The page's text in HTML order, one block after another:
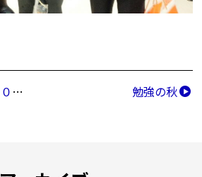
落合中学校創立７０周年 勉強の秋